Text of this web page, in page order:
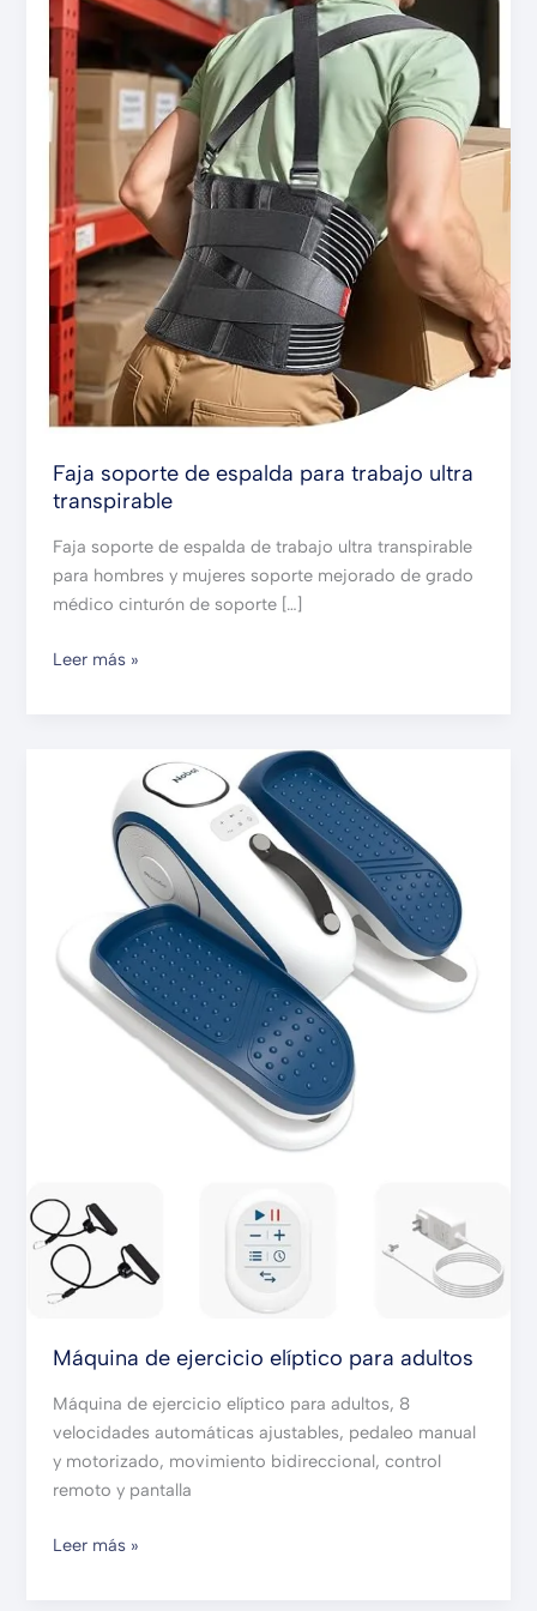
Faja soporte de espalda para trabajo ultra
transpirable
Faja soporte de espalda de trabajo ultra transpirable
para hombres y mujeres soporte mejorado de grado
médico cinturón de soporte […]
de
espalda
para
trabajo
ultra
transpirable
Leer más »
Máquina de ejercicio elíptico para adultos
Máquina de ejercicio elíptico para adultos, 8
velocidades automáticas ajustables, pedaleo manual
y motorizado, movimiento bidireccional, control
remoto y pantalla
ejercicio
Leer más »